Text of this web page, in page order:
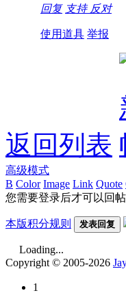
回复 支持 反对
使用道具 举报
返回列表
高级模式
B Color Image Link Quote
您需要登录后才可以回帖
本版积分规则 发表回复
Loading...
Copyright © 2005-2026
1